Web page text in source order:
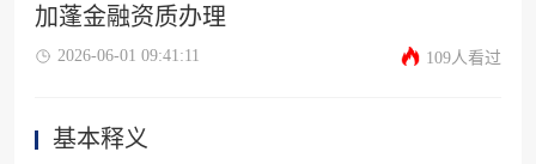
加蓬金融资质办理
2026-06-01 09:41:11 109人看过
基本释义